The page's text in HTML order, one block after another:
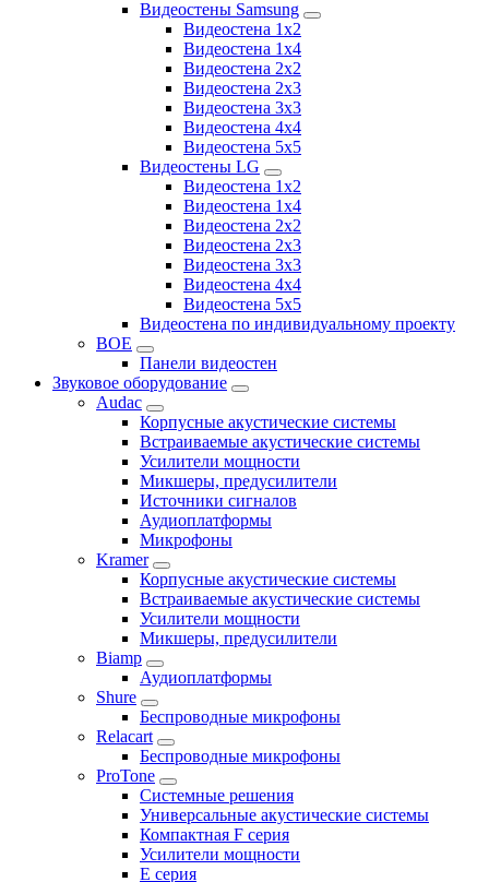
Видеостены Samsung
Видеостена 1x2
Видеостена 1x4
Видеостена 2x2
Видеостена 2х3
Видеостена 3x3
Видеостена 4x4
Видеостена 5x5
Видеостены LG
Видеостена 1x2
Видеостена 1x4
Видеостена 2x2
Видеостена 2x3
Видеостена 3x3
Видеостена 4x4
Видеостена 5x5
Видеостена по индивидуальному проекту
BOE
Панели видеостен
Звуковое оборудование
Audac
Корпусные акустические системы
Встраиваемые акустические системы
Усилители мощности
Микшеры, предусилители
Источники сигналов
Аудиоплатформы
Микрофоны
Kramer
Корпусные акустические системы
Встраиваемые акустические системы
Усилители мощности
Микшеры, предусилители
Biamp
Аудиоплатформы
Shure
Беспроводные микрофоны
Relacart
Беспроводные микрофоны
ProTone
Системные решения
Универсальные акустические системы
Компактная F серия
Усилители мощности
E серия